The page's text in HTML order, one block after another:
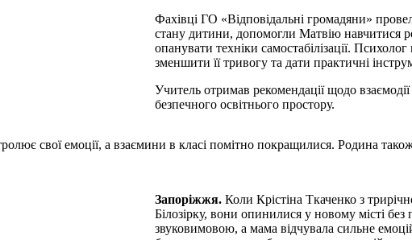
Фахівці ГО «Відповідальні громадяни»
стану дитини, допомогли Матвію навчитися
опанувати техніки самостабілізації.
зменшити її тривогу та дати практичні
Учитель отримав рекомендації щодо взаємодії
безпечного освітнього простору.
свої емоції, а взаємини в класі помітно покращилися. Родина
Запоріжжя.Коли Крістіна Ткаченко з
Білозірку, вони опинилися у новому місті
звуковимовою, а мама відчувала сильне